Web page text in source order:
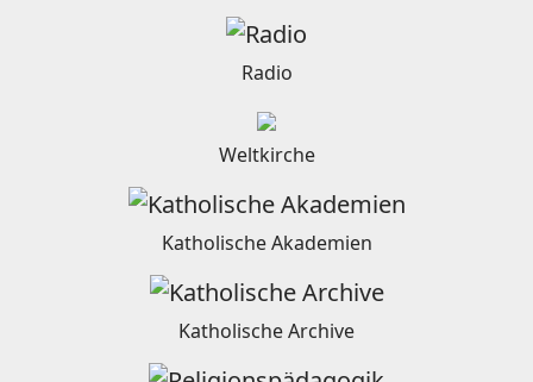
Radio
Weltkirche
Katholische Akademien
Katholische Archive